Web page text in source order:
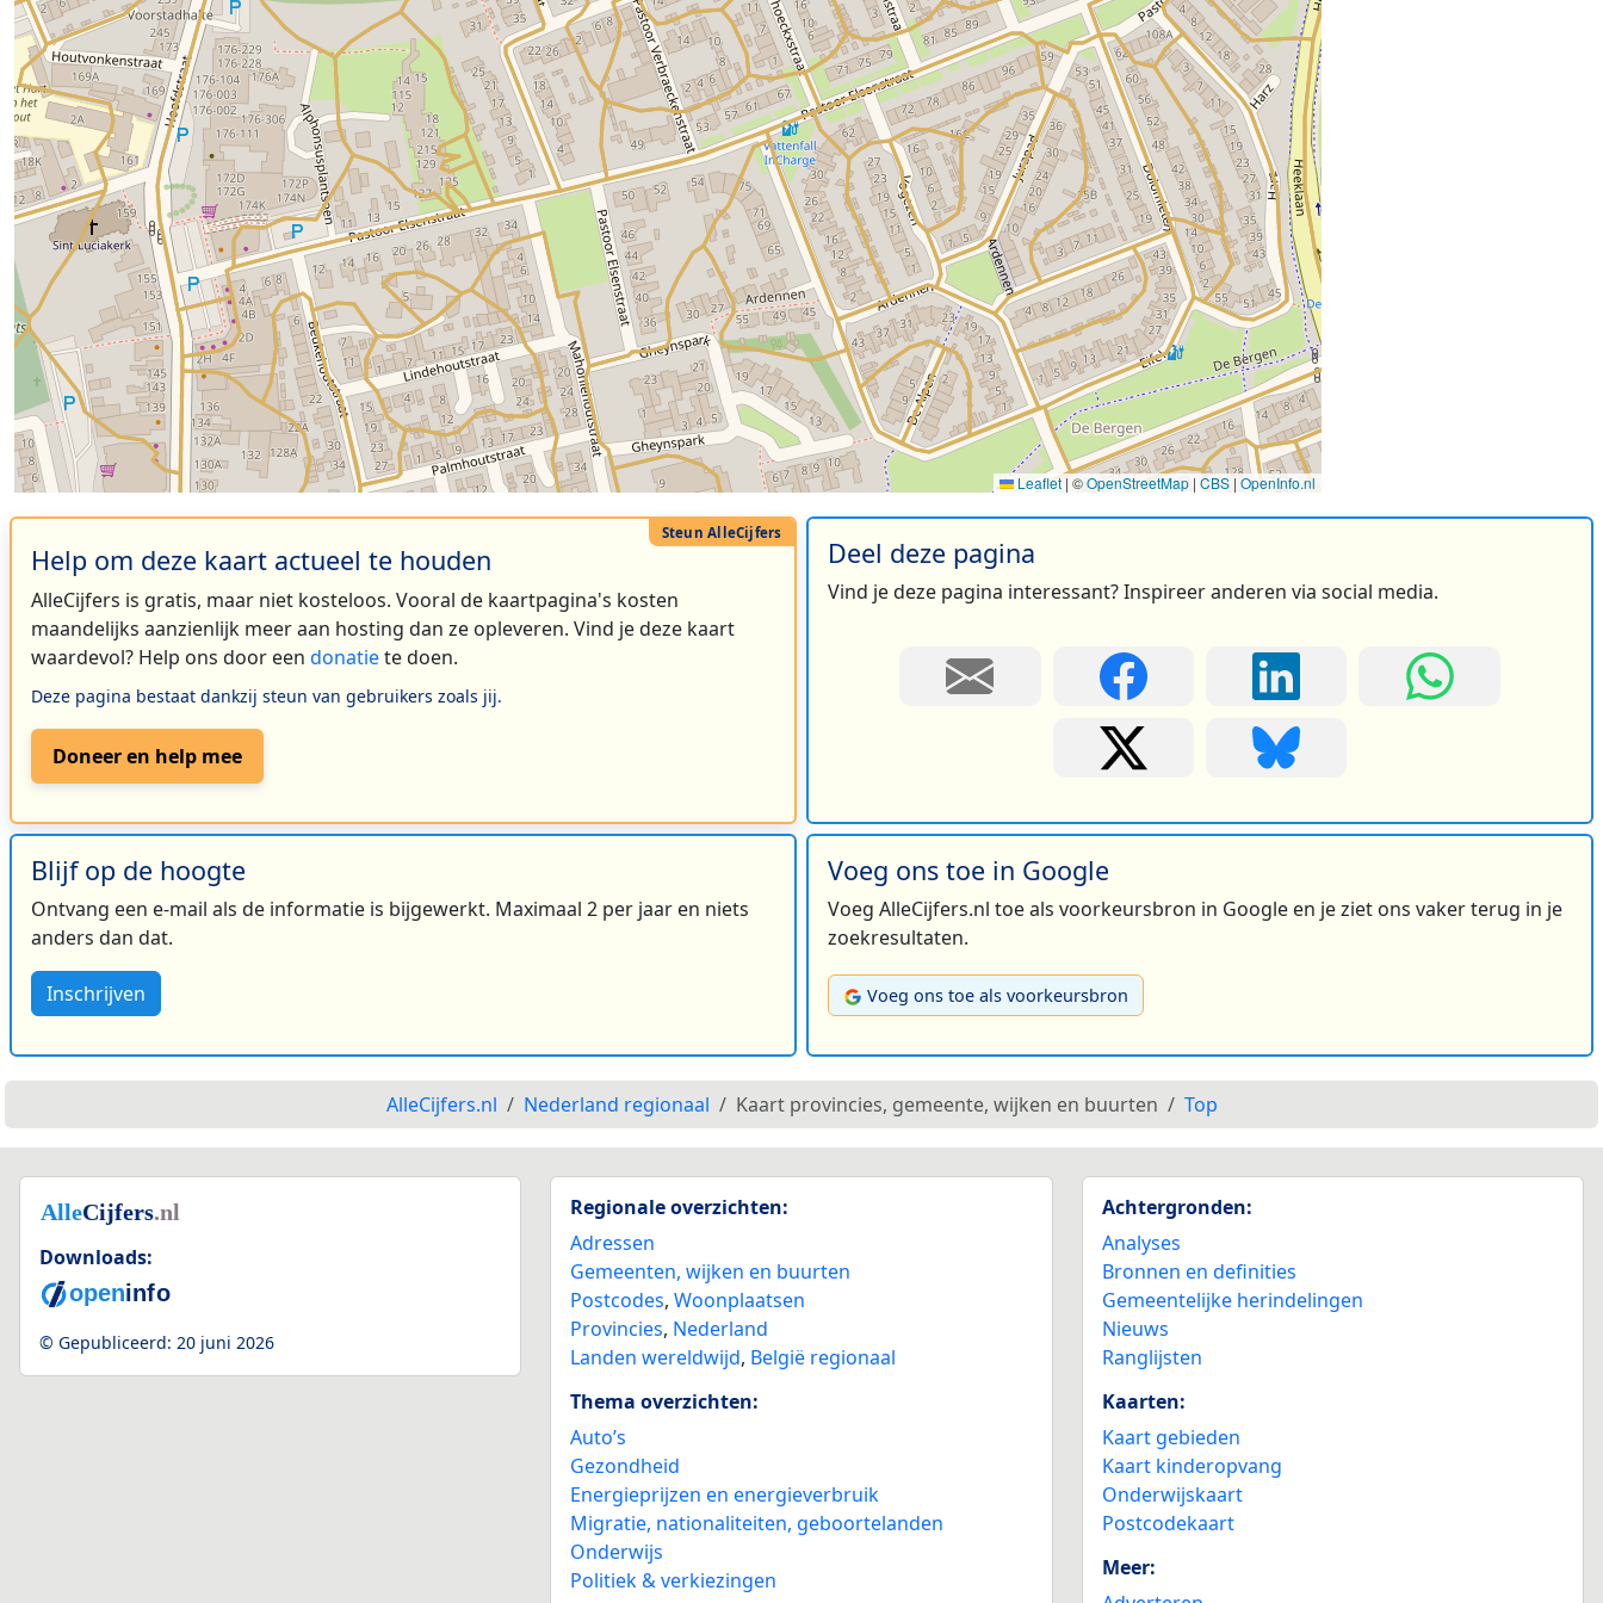
Leaflet | ©OpenStreetMap | CBS | OpenInfo.nl
Help om deze kaart actueel te houden
AlleCijfers is gratis, maar niet kosteloos. Vooral de kaartpagina's kosten
maandelijks aanzienlijk meer aan hosting dan ze opleveren. Vind je deze kaart
waardevol? Help ons door een donatiete doen.
Deze pagina bestaat dankzij steun van gebruikers zoals jij.
Doneer en help mee
Deel deze pagina
Vind je deze pagina interessant? Inspireer anderen via social media.
Blijf op de hoogte
Ontvang een e-mail als de informatie is bijgewerkt. Maximaal 2 per jaar en niets
anders dan dat.
Inschrijven
Voeg ons toe in Google
Voeg AlleCijfers.nl toe als voorkeursbron in Google en je ziet ons vaker terug in je
zoekresultaten.
Voeg ons toe als voorkeursbron
AlleCijfers.nl Nederland regionaal Kaart provincies, gemeente, wijken en buurten Top
Downloads:
© Gepubliceerd: 20 juni 2026
Regionale overzichten:
Adressen
Gemeenten, wijken en buurten
Postcodes,Woonplaatsen
Provincies, Nederland
Landen wereldwijd, België regionaal
Thema overzichten:
Auto’s
Gezondheid
Energieprijzen en energieverbruik
Migratie, nationaliteiten, geboortelanden
Onderwijs
Politiek & verkiezingen
Achtergronden:
Analyses
Bronnen en definities
Gemeentelijke herindelingen
Nieuws
Ranglijsten
Kaarten:
Kaart gebieden
Kaart kinderopvang
Onderwijskaart
Postcodekaart
Meer: